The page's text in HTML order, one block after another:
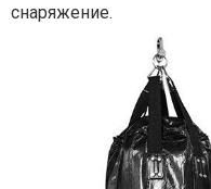
снаряжение.